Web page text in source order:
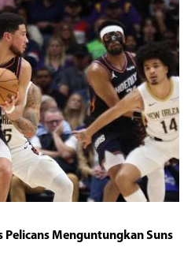
Pelicans Menguntungkan Suns